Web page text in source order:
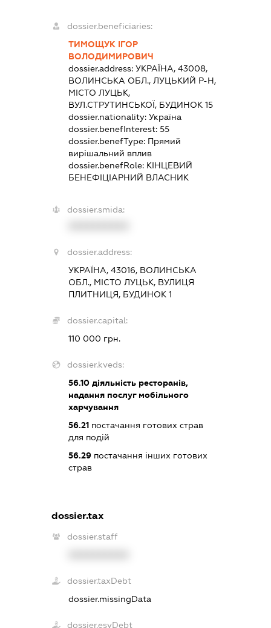
dossier.beneficiaries:
ТИМОЩУК ІГОР
ВОЛОДИМИРОВИЧ
dossier.address: УКРАЇНА, 43008,
ВОЛИНСЬКА ОБЛ., ЛУЦЬКИЙ Р-Н,
МІСТО ЛУЦЬК,
ВУЛ.СТРУТИНСЬКОЇ, БУДИНОК 15
dossier.nationality: Україна
dossier.benefInterest: 55
dossier.benefType: Прямий
вирішальний вплив
dossier.benefRole: КІНЦЕВИЙ
БЕНЕФІЦІАРНИЙ ВЛАСНИК
dossier.smida:
dossier.address:
УКРАЇНА, 43016, ВОЛИНСЬКА
ОБЛ., МІСТО ЛУЦЬК, ВУЛИЦЯ
ПЛИТНИЦЯ, БУДИНОК 1
dossier.capital:
110 000 грн.
dossier.kveds:
56.10діяльність ресторанів,
надання послуг мобільного
харчування
56.21постачання готових страв
для подій
56.29постачання інших готових
страв
dossier.tax
dossier.staff
dossier.taxDebt
dossier.missingData
dossier.esvDebt